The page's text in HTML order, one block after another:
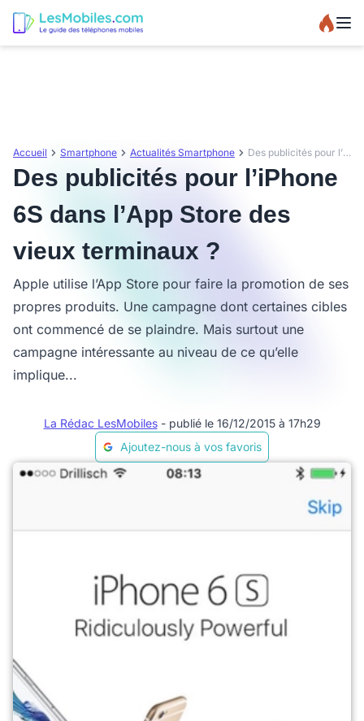
Accueil Smartphone Actualités Smartphone Des publicités pour l’iPhone 6S dans l’App Store des vieux terminaux ?
Des publicités pour l’iPhone
6S dans l’App Store des
vieux terminaux ?
Apple utilise l’App Store pour faire la promotion de ses
propres produits. Une campagne dont certaines cibles
ont commencé de se plaindre. Mais surtout une
campagne intéressante au niveau de ce qu’elle
implique...
La Rédac LesMobiles - publié le 16/12/2015 à 17h29
Ajoutez-nous à vos favoris